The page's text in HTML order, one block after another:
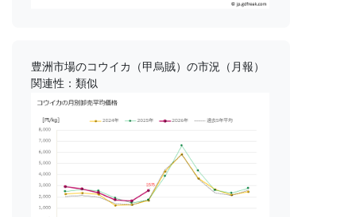
豊洲市場のコウイカ（甲烏賊）の市況（月報）
関連性：類似